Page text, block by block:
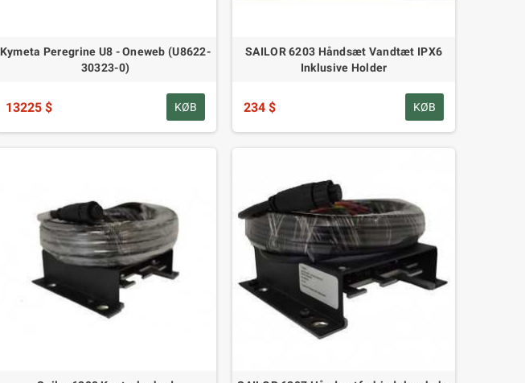
Kymeta Peregrine U8 - Oneweb (U8622-
30323-0)
13225 $ KØB
SAILOR 6203 Håndsæt Vandtæt IPX6
Inklusive Holder
234 $ KØB